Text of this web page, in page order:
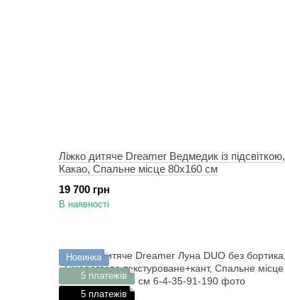
Ліжко дитяче Dreamer Ведмедик із підсвіткою,
Какао, Спальне місце 80х160 см
19 700 грн
В наявності
Новинка
5 платежів
5 платежів